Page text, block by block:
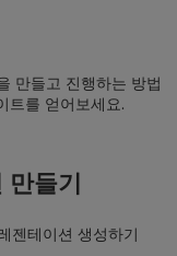
만들고 진행하는 방법
트를 얻어보세요.
만들기
젠테이션 생성하기